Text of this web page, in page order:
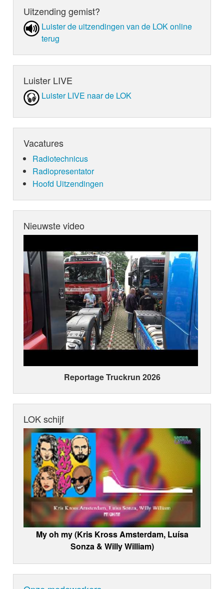
Uitzending gemist?
Luister de uit­zen­din­gen van de LOK online
terug
Luister LIVE
Luister LIVE naar de LOK
Vacatures
Radiotechnicus
Radiopresentator
Hoofd Uitzendingen
Nieuwste video
Reportage Truckrun 2026
LOK schijf
My oh my (Kris Kross Amsterdam, Luísa
Sonza & Willy William)